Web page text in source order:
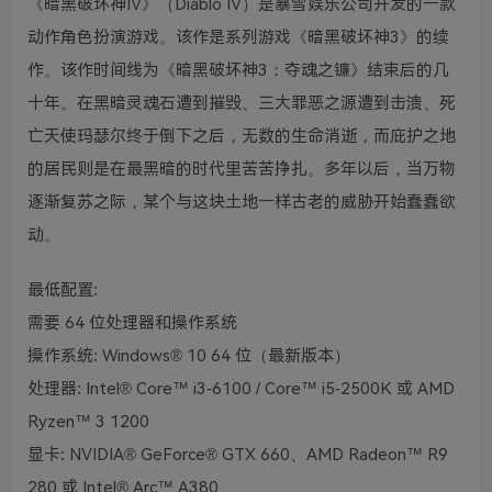
《暗黑破坏神IV》（Diablo IV）是暴雪娱乐公司开发的一款
动作角色扮演游戏。该作是系列游戏《暗黑破坏神3》的续
作。该作时间线为《暗黑破坏神3：夺魂之镰》结束后的几
十年。在黑暗灵魂石遭到摧毁、三大罪恶之源遭到击溃、死
亡天使玛瑟尔终于倒下之后，无数的生命消逝，而庇护之地
的居民则是在最黑暗的时代里苦苦挣扎。多年以后，当万物
逐渐复苏之际，某个与这块土地一样古老的威胁开始蠢蠢欲
动。
最低配置:
需要 64 位处理器和操作系统
操作系统: Windows® 10 64 位（最新版本）
处理器: Intel® Core™ i3-6100 / Core™ i5-2500K 或 AMD
Ryzen™ 3 1200
显卡: NVIDIA® GeForce® GTX 660、AMD Radeon™ R9